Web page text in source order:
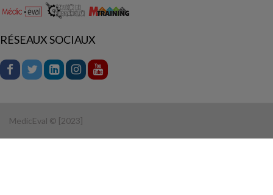
RÉSEAUX SOCIAUX
MedicEval © [2023]